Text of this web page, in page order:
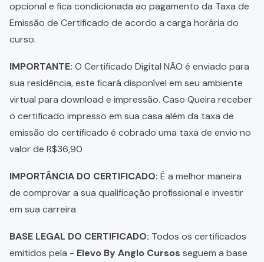
opcional e fica condicionada ao pagamento da Taxa de
Emissão de Certificado de acordo a carga horária do
curso.
IMPORTANTE: O Certificado Digital NÃO é enviado para
sua residência, este ficará disponível em seu ambiente
virtual para download e impressão. Caso Queira receber
o certificado impresso em sua casa além da taxa de
emissão do certificado é cobrado uma taxa de envio no
valor de R$36,90
IMPORTÂNCIA DO CERTIFICADO: É a melhor maneira
de comprovar a sua qualificação profissional e investir
em sua carreira
BASE LEGAL DO CERTIFICADO: Todos os certificados
emitidos pela - Elevo By Anglo Cursos seguem a base